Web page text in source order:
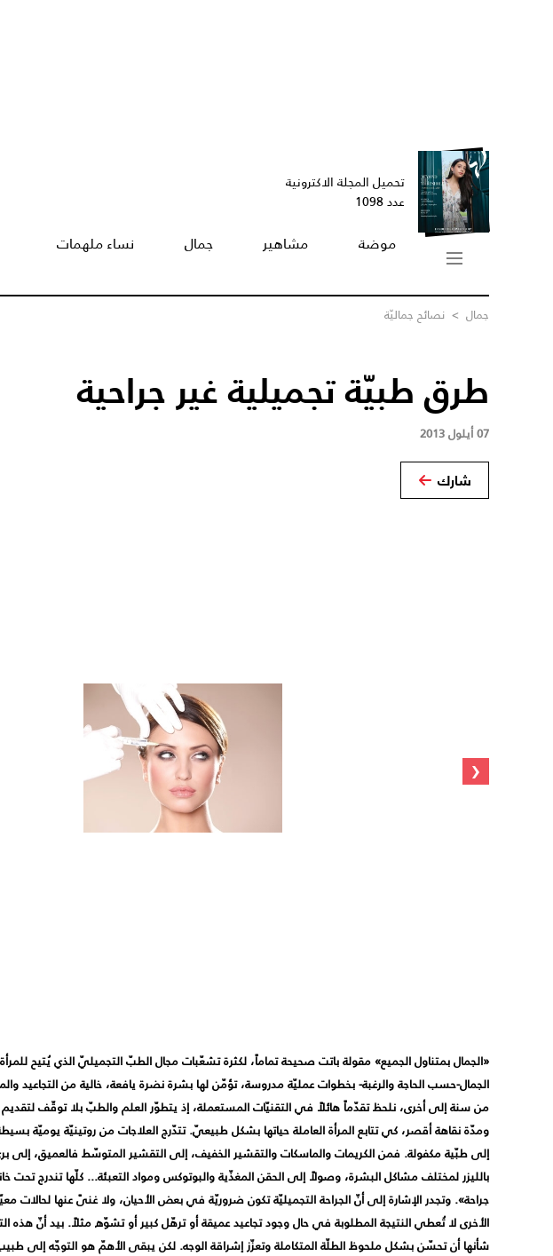
تحميل المجلة الاكترونية
عدد 1098
موضة مشاهير جمال نساء ملهمات
جمال > نصائح جماليّة
طرق طبيّة تجميلية غير جراحية
07 أيلول 2013
شارك
‹
«الجمال بمتناول الجميع» مقولة باتت صحيحة تماماً، لكثرة تشعّبات مجال الطبّ التجميليّ الذي يُتيح
الجمال-حسب الحاجة والرغبة- بخطوات عمليّة مدروسة، تؤمّن لها بشرة نضرة يافعة، خالية من التجاعيد
من سنة إلى أخرى، نلحظ تقدّماً هائلاً في التقنيّات المستعملة، إذ يتطوّر العلم والطبّ بلا توقّف
ومدّة نقاهة أقصر، كي تتابع المرأة العاملة حياتها بشكل طبيعيّ. تتدّرج العلاجات من روتينيّة يوميّة
إلى طبّية مكفولة. فمن الكريمات والماسكات والتقشير الخفيف، إلى التقشير المتوسّط فالعميق، إلى
بالليزر لمختلف مشاكل البشرة، وصولاً إلى الحقن المغذّية والبوتوكس ومواد التعبئة... كلّها تندرج تحت
جراحة». وتجدر الإشارة إلى أنّ الجراحة التجميليّة تكون ضروريّة في بعض الأحيان، ولا غنىً عنها لحالات
الأخرى لا تُعطي النتيجة المطلوبة في حال وجود تجاعيد عميقة أو ترهّل كبير أو تشوّه مثلاً. بيد أنّ هذه
شأنها أن تحسّن بشكل ملحوظ الطلّة المتكاملة وتعزّز إشراقة الوجه. لكن يبقى الأهمّ هو التوجّه